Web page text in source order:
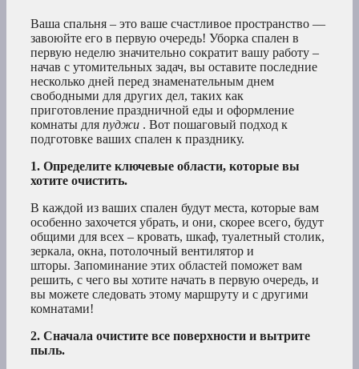
Ваша спальня – это ваше счастливое пространство —
завоюйте его в первую очередь! Уборка спален в
первую неделю значительно сократит вашу работу –
начав с утомительных задач, вы оставите последние
несколько дней перед знаменательным днем
свободными для других дел, таких как
приготовление праздничной еды и оформление
комнаты для пуджи . Вот пошаговый подход к
подготовке ваших спален к празднику.
1. Определите ключевые области, которые вы
хотите очистить.
В каждой из ваших спален будут места, которые вам
особенно захочется убрать, и они, скорее всего, будут
общими для всех – кровать, шкаф, туалетный столик,
зеркала, окна, потолочный вентилятор и
шторы. Запоминание этих областей поможет вам
решить, с чего вы хотите начать в первую очередь, и
вы можете следовать этому маршруту и с другими
комнатами!
2. Сначала очистите все поверхности и вытрите
пыль.